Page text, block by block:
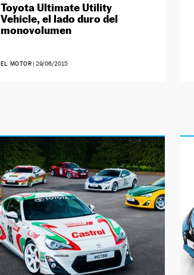
Toyota Ultimate Utility
Vehicle, el lado duro del
monovolumen
EL MOTOR |29/06/2015